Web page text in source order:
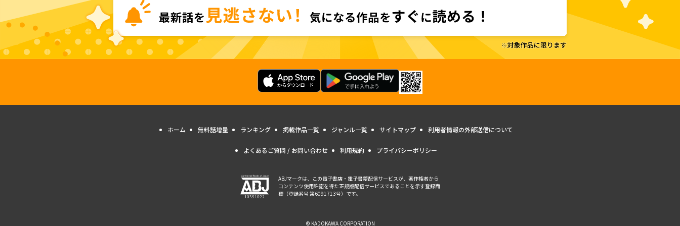
ホーム 無料話増量 ランキング 掲載作品一覧 ジャンル一覧 サイトマップ 利用者情報の外部送信について
よくあるご質問 / お問い合わせ 利用規約 プライバシーポリシー
ABJマークは、この電子書店・電子書籍配信サービスが、著作権者から
コンテンツ使用許諾を得た正規版配信サービスであることを示す登録商
標（登録番号 第6091713号）です。
© KADOKAWA CORPORATION